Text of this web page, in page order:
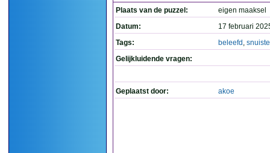
Plaats van de puzzel:
eigen maaksel
Datum:
17 februari
Tags:
beleefd ,
Gelijkluidende vragen:
Geplaatst door: akoe